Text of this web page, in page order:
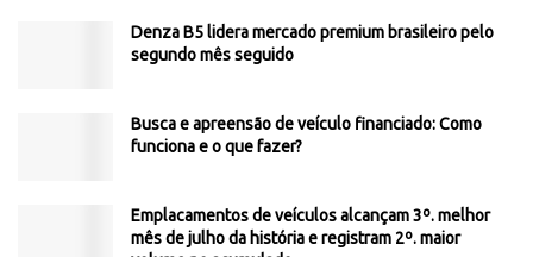
Denza B5 lidera mercado premium brasileiro pelo
segundo mês seguido
Busca e apreensão de veículo financiado: Como
funciona e o que fazer?
Emplacamentos de veículos alcançam 3º. melhor
mês de julho da história e registram 2º. maior